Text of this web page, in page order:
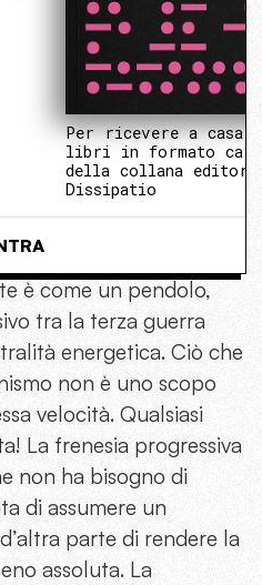
Per ricevere a casa i
libri in formato
della collana
Dissipatio
è come un pendolo,
tra la terza guerra
energetica. Ciò che
non è uno scopo
velocità. Qualsiasi
La frenesia progressiva
non ha bisogno di
di assumere un
parte di rendere la
assoluta. La